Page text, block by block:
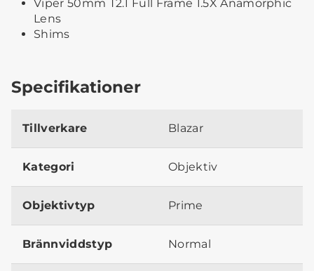
Viper 50mm T2.1 Full Frame 1.5X Anamorphic
Lens
Shims
Specifikationer
Tillverkare Blazar
Kategori Objektiv
Objektivtyp Prime
Brännviddstyp Normal